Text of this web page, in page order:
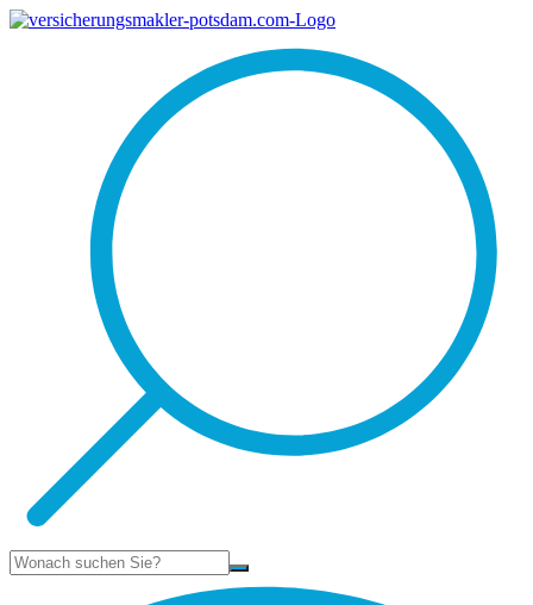
Suche